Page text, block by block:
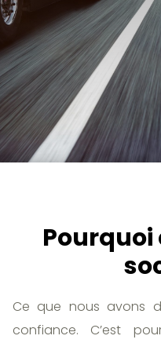
Ce que nous avons
confiance. C’est